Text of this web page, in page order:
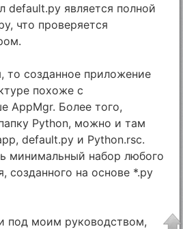
default.py является полной
что проверяется
то созданное приложение
похоже с
AppMgr. Более того,
Python, можно и там
default.py и Python.rsc.
минимальный набор любого
созданного на основе *.py
под моим руководством,